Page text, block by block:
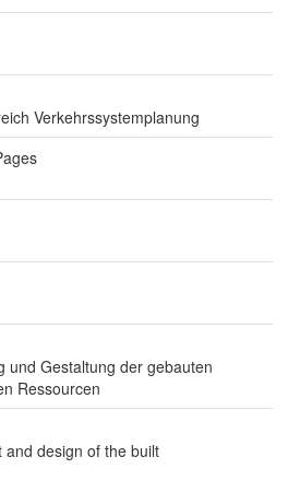
Verkehrssystemplanung
und Gestaltung der gebauten
Ressourcen
and design of the built